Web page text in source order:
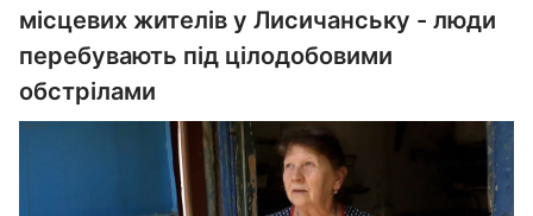
місцевих жителів у Лисичанську - люди
перебувають під цілодобовими
обстрілами